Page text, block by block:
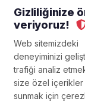
Gizliliğinize
veriyoruz!
Web sitemizdeki
deneyiminizi
trafiği analiz
size özel içerikler
sunmak için
KVKKGizlilik